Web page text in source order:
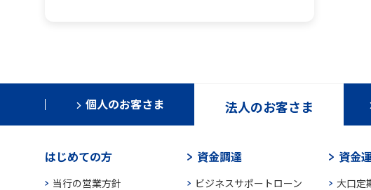
個人のお客さま 法人のお客さま
はじめての方
当行の営業方針
資金調達
ビジネスサポートローン
資金
大口定